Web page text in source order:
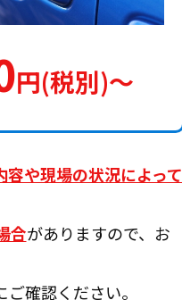
円(税別)〜
容や現場の状況によって
合がありますので、お
確認ください。